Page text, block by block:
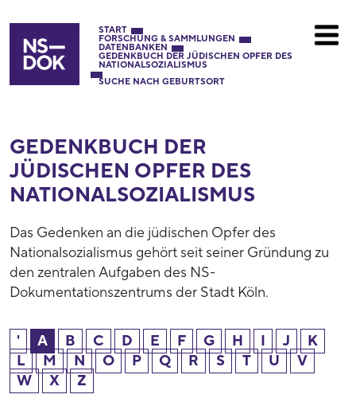
START
FORSCHUNG & SAMMLUNGEN
DATENBANKEN
GEDENKBUCH DER JÜDISCHEN OPFER DES
NATIONALSOZIALISMUS
SUCHE NACH GEBURTSORT
GEDENKBUCH DER
JÜDISCHEN OPFER DES
NATIONAL­SOZIALISMUS
Das Gedenken an die jüdischen Opfer des
Nationalsozialismus gehört seit seiner Gründung zu
den zentralen Aufgaben des NS-
Dokumentationszentrums der Stadt Köln.
' A B C D E F G H I J
K
L
M N O P Q R S T U
V
W
X
Z